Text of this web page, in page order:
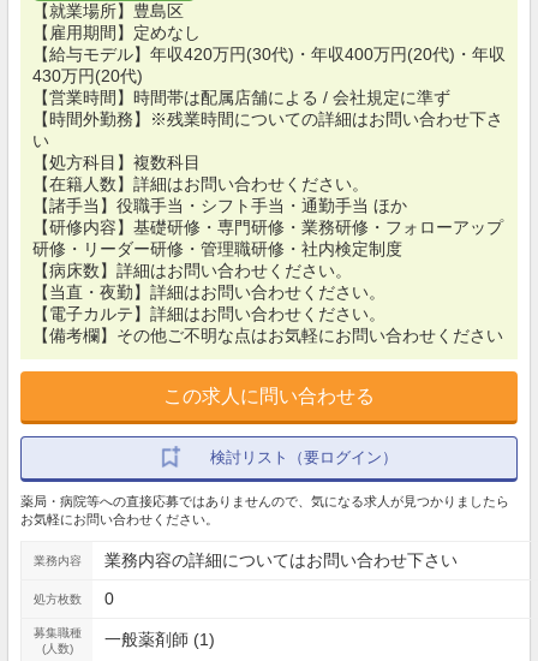
【就業場所】豊島区
【雇用期間】定めなし
【給与モデル】年収420万円(30代)・年収400万円(20代)・年収
430万円(20代)
【営業時間】時間帯は配属店舗による / 会社規定に準ず
【時間外勤務】※残業時間についての詳細はお問い合わせ下さ
い
【処方科目】複数科目
【在籍人数】詳細はお問い合わせください。
【諸手当】役職手当・シフト手当・通勤手当 ほか
【研修内容】基礎研修・専門研修・業務研修・フォローアップ
研修・リーダー研修・管理職研修・社内検定制度
【病床数】詳細はお問い合わせください。
【当直・夜勤】詳細はお問い合わせください。
【電子カルテ】詳細はお問い合わせください。
【備考欄】その他ご不明な点はお気軽にお問い合わせください
この求人に問い合わせる
検討リスト（要ログイン）
薬局・病院等への直接応募ではありませんので、気になる求人が見つかりましたら
お気軽にお問い合わせください。
業務内容 業務内容の詳細についてはお問い合わせ下さい
処方枚数 0
募集職種
(人数)
一般薬剤師 (1)